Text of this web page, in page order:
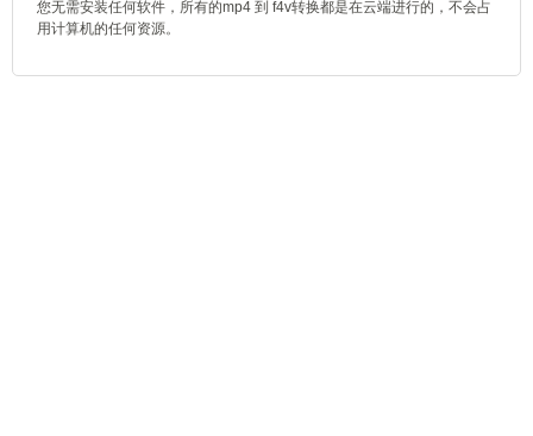
您无需安装任何软件，所有的mp4 到 f4v转换都是在云端进行的，不会占
用计算机的任何资源。